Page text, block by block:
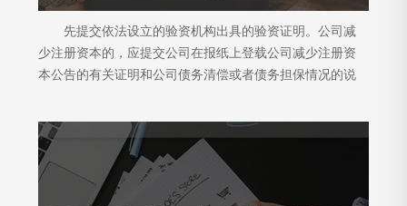
先提交依法设立的验资机构出具的验资证明。公司减
少注册资本的，应提交公司在报纸上登载公司减少注册资
本公告的有关证明和公司债务清偿或者债务担保情况的说